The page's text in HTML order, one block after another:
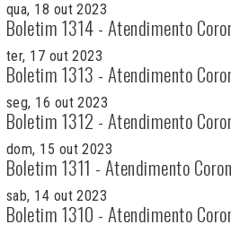
qua, 18 out 2023
Boletim 1314 - Atendimento
ter, 17 out 2023
Boletim 1313 - Atendimento
seg, 16 out 2023
Boletim 1312 - Atendimento
dom, 15 out 2023
Boletim 1311 - Atendimento
sab, 14 out 2023
Boletim 1310 - Atendimento